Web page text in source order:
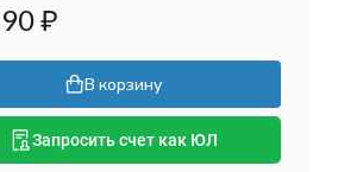
₽
В корзину
Запросить счет как ЮЛ